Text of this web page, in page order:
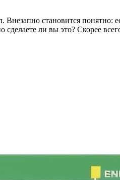
Внезапно становится
ли вы это? Скорее